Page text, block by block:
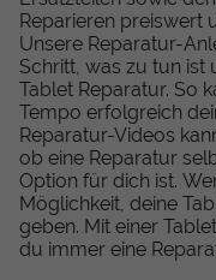
Reparieren preiswert
Unsere Reparatur-
Schritt, was zu tun ist
Tablet Reparatur. So
Tempo erfolgreich
Reparatur-Videos
ob eine Reparatur
Option für dich ist.
Möglichkeit, deine
geben. Mit einer
du immer eine